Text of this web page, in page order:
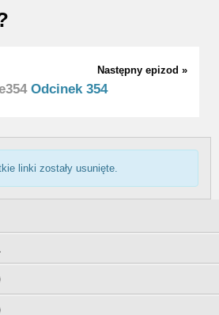
Następny epizod »
Odcinek 354
linki zostały usunięte.